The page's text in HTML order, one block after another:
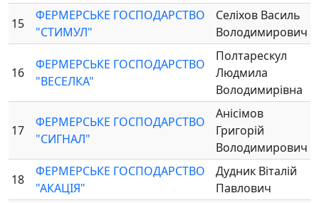
15
ФЕРМЕРСЬКЕ ГОСПОДАРСТВО
"СТИМУЛ"
Селіхов Василь
Володимирович
16
ФЕРМЕРСЬКЕ ГОСПОДАРСТВО
"ВЕСЕЛКА"
Полтарескул
Людмила
Володимирівна
17
ФЕРМЕРСЬКЕ ГОСПОДАРСТВО
"СИГНАЛ"
Анісімов
Григорій
Володимирович
18
ФЕРМЕРСЬКЕ ГОСПОДАРСТВО
"АКАЦІЯ"
Дудник Віталій
Павлович